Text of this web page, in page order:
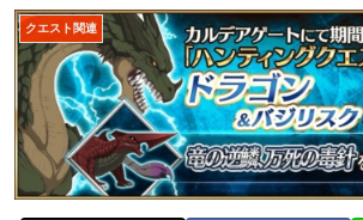
【画像】咲-Saki-、もうめちゃくちゃ
【FGO】邪馬台国の魔王。卑弥呼の
ェンジしないなら最適クリサポーター
【FGO】絆16のメリットが全然出て
石がハチャメチャに貰えるとかそんな
クエスト関連